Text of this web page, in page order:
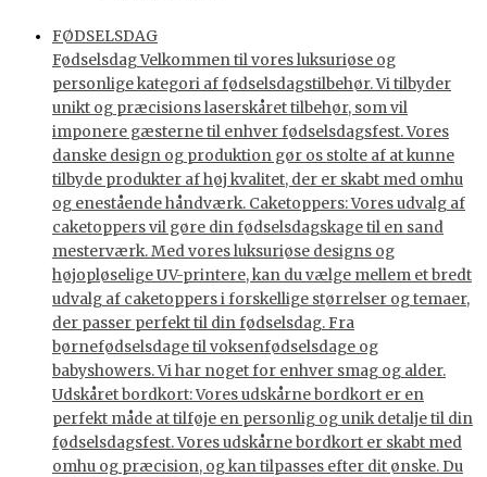
FØDSELSDAG
Fødselsdag Velkommen til vores luksuriøse og
personlige kategori af fødselsdagstilbehør. Vi tilbyder
unikt og præcisions laserskåret tilbehør, som vil
imponere gæsterne til enhver fødselsdagsfest. Vores
danske design og produktion gør os stolte af at kunne
tilbyde produkter af høj kvalitet, der er skabt med omhu
og enestående håndværk. Caketoppers: Vores udvalg af
caketoppers vil gøre din fødselsdagskage til en sand
mesterværk. Med vores luksuriøse designs og
højopløselige UV-printere, kan du vælge mellem et bredt
udvalg af caketoppers i forskellige størrelser og temaer,
der passer perfekt til din fødselsdag. Fra
børnefødselsdage til voksenfødselsdage og
babyshowers. Vi har noget for enhver smag og alder.
Udskåret bordkort: Vores udskårne bordkort er en
perfekt måde at tilføje en personlig og unik detalje til din
fødselsdagsfest. Vores udskårne bordkort er skabt med
omhu og præcision, og kan tilpasses efter dit ønske. Du